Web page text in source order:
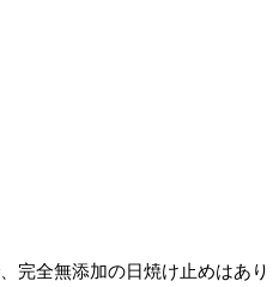
完全無添加の日焼け止めはあり